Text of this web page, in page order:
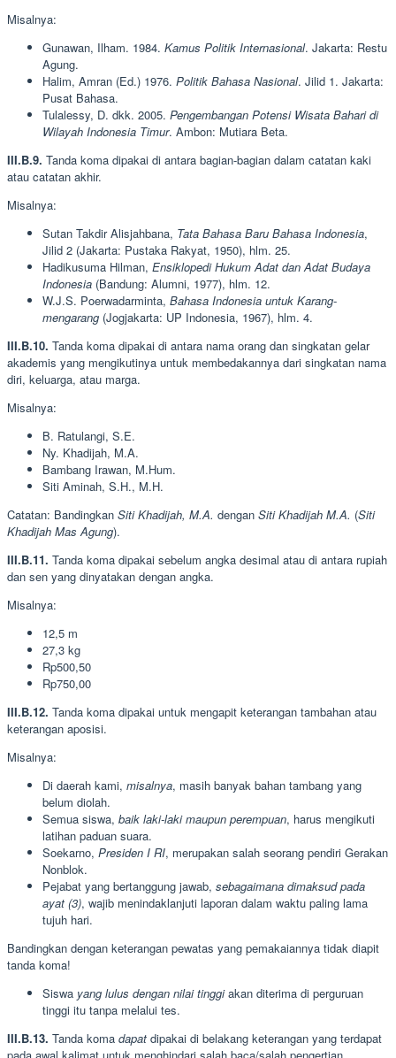
Misalnya:
Gunawan, Ilham. 1984. Kamus Politik Internasional. Jakarta: Restu
Agung.
Halim, Amran (Ed.) 1976. Politik Bahasa Nasional. Jilid 1. Jakarta:
Pusat Bahasa.
Tulalessy, D. dkk. 2005. Pengembangan Potensi Wisata Bahari di
Wilayah Indonesia Timur. Ambon: Mutiara Beta.
III.B.9. Tanda koma dipakai di antara bagian-bagian dalam catatan kaki
atau catatan akhir.
Misalnya:
Sutan Takdir Alisjahbana, Tata Bahasa Baru Bahasa Indonesia,
Jilid 2 (Jakarta: Pustaka Rakyat, 1950), hlm. 25.
Hadikusuma Hilman, Ensiklopedi Hukum Adat dan Adat Budaya
Indonesia (Bandung: Alumni, 1977), hlm. 12.
W.J.S. Poerwadarminta, Bahasa Indonesia untuk Karang-
mengarang (Jogjakarta: UP Indonesia, 1967), hlm. 4.
III.B.10. Tanda koma dipakai di antara nama orang dan singkatan gelar
akademis yang mengikutinya untuk membedakannya dari singkatan nama
diri, keluarga, atau marga.
Misalnya:
B. Ratulangi, S.E.
Ny. Khadijah, M.A.
Bambang Irawan, M.Hum.
Siti Aminah, S.H., M.H.
Catatan: Bandingkan Siti Khadijah, M.A. dengan Siti Khadijah M.A. (Siti
Khadijah Mas Agung).
III.B.11. Tanda koma dipakai sebelum angka desimal atau di antara rupiah
dan sen yang dinyatakan dengan angka.
Misalnya:
12,5 m
27,3 kg
Rp500,50
Rp750,00
III.B.12. Tanda koma dipakai untuk mengapit keterangan tambahan atau
keterangan aposisi.
Misalnya:
Di daerah kami, misalnya, masih banyak bahan tambang yang
belum diolah.
Semua siswa, baik laki-laki maupun perempuan, harus mengikuti
latihan paduan suara.
Soekarno, Presiden I RI, merupakan salah seorang pendiri Gerakan
Nonblok.
Pejabat yang bertanggung jawab, sebagaimana dimaksud pada
ayat (3), wajib menindaklanjuti laporan dalam waktu paling lama
tujuh hari.
Bandingkan dengan keterangan pewatas yang pemakaiannya tidak diapit
tanda koma!
Siswa yang lulus dengan nilai tinggiakan diterima di perguruan
tinggi itu tanpa melalui tes.
III.B.13. Tanda koma dapat dipakai di belakang keterangan yang terdapat